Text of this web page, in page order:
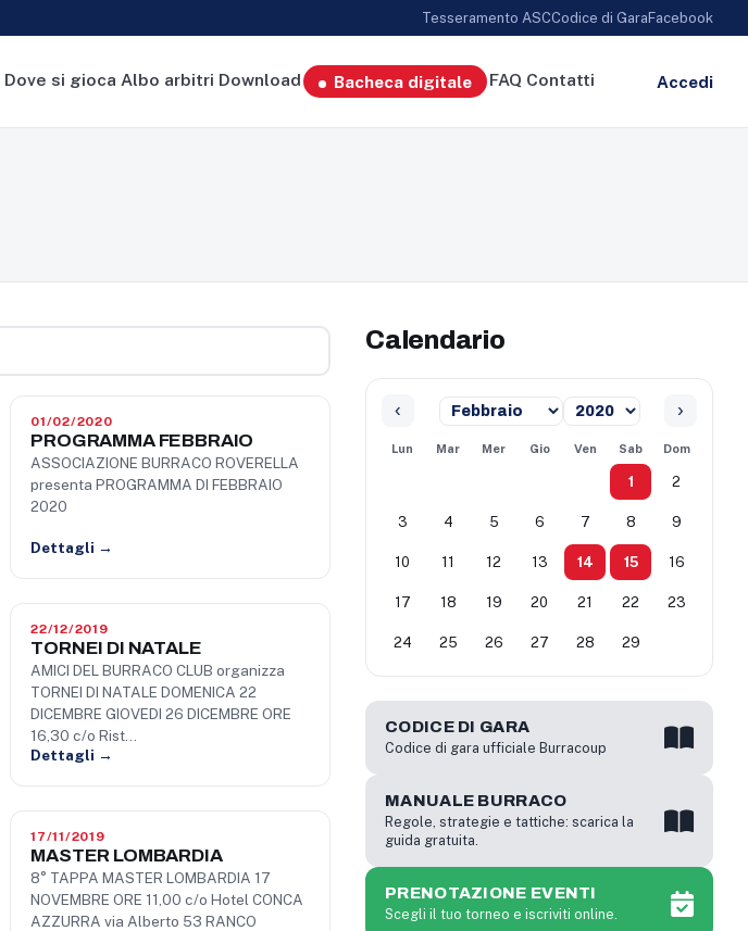
Tesseramento ASCCodice di Gara Facebook
Dove si gioca Albo arbitri Download Bacheca digitale FAQ Contatti Accedi
01/02/2020
PROGRAMMA FEBBRAIO
ASSOCIAZIONE BURRACO ROVERELLA
presenta PROGRAMMA DI FEBBRAIO
2020
Dettagli →
22/12/2019
TORNEI DI NATALE
AMICI DEL BURRACO CLUB organizza
TORNEI DI NATALE DOMENICA 22
DICEMBRE GIOVEDI 26 DICEMBRE ORE
16,30 c/o Rist…
Dettagli →
17/11/2019
MASTER LOMBARDIA
8° TAPPA MASTER LOMBARDIA 17
NOVEMBRE ORE 11,00 c/o Hotel CONCA
AZZURRA via Alberto 53 RANCO
Calendario
‹ ›
Lun Mar Mer Gio Ven Sab Dom
1 2
3 4 5 6 7 8 9
10 11 12 13 14 15 16
17 18 19 20 21 22 23
24 25 26 27 28 29
CODICE DI GARA
Codice di gara ufficiale Burracoup
MANUALE BURRACO
Regole, strategie e tattiche: scarica la
guida gratuita.
PRENOTAZIONE EVENTI
Scegli il tuo torneo e iscriviti online.